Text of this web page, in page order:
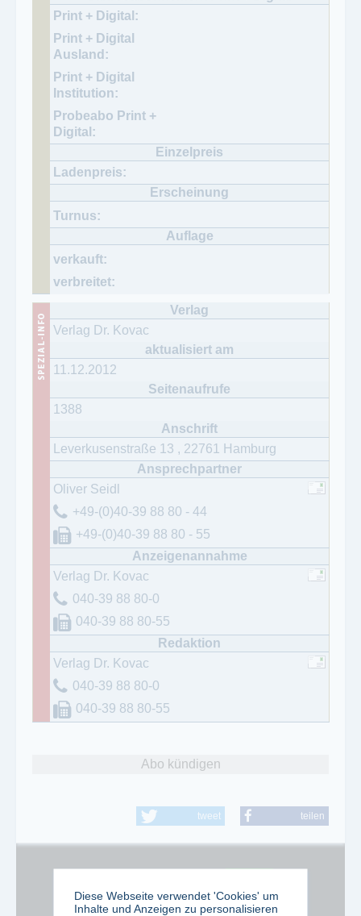
Verlag Dr. Kovac
11.12.2012
1388
Leverkusenstraße 13 , 22761 Hamburg
Oliver Seidl
+49-(0)40-39 88 80 - 44
+49-(0)40-39 88 80 - 55
Verlag Dr. Kovac
040-39 88 80-0
040-39 88 80-55
Verlag Dr. Kovac
040-39 88 80-0
040-39 88 80-55
Abo kündigen
tweet teilen
Diese Webseite verwendet 'Cookies' um
Inhalte und Anzeigen zu personalisieren